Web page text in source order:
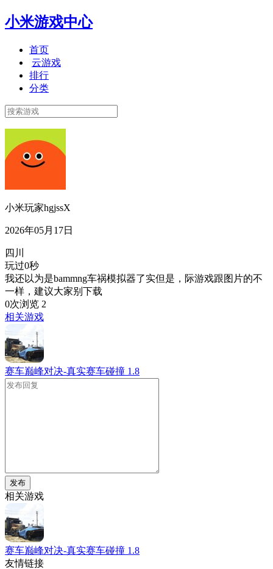
小米游戏中心
首页
云游戏
排行
分类
小米玩家hgjssX
2026年05月17日
四川
玩过0秒
我还以为是bammng车祸模拟器了实但是，际游戏跟图片的不
一样，建议大家别下载
0次浏览 2
相关游戏
赛车巅峰对决-真实赛车碰撞 1.8
发布
相关游戏
赛车巅峰对决-真实赛车碰撞 1.8
友情链接